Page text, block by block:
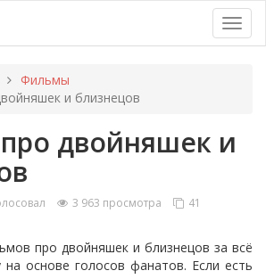
Фильмы
и близнецов
двойняшек и
3 963 просмотра
41
про двойняшек и близнецов за всё
на основе голосов фанатов. Если есть